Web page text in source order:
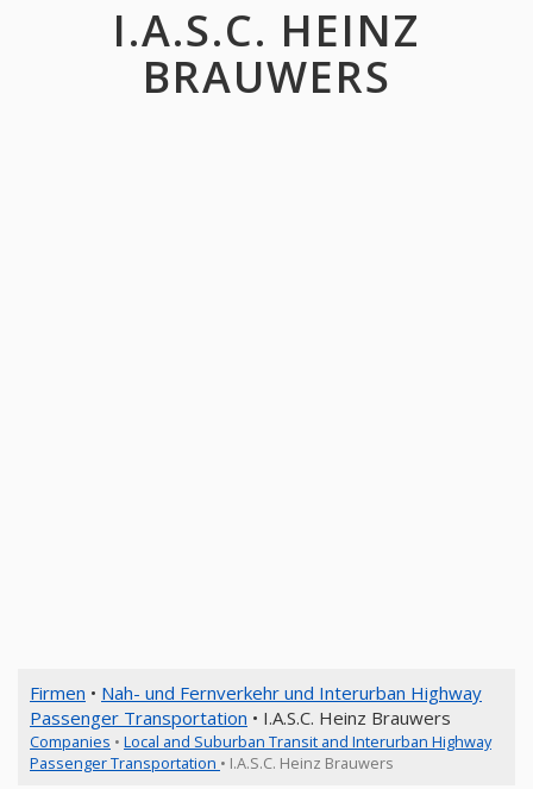
I.A.S.C. HEINZ
BRAUWERS
Firmen • Nah- und Fernverkehr und Interurban Highway
Passenger Transportation • I.A.S.C. Heinz Brauwers
Companies • Local and Suburban Transit and Interurban Highway
Passenger Transportation • I.A.S.C. Heinz Brauwers